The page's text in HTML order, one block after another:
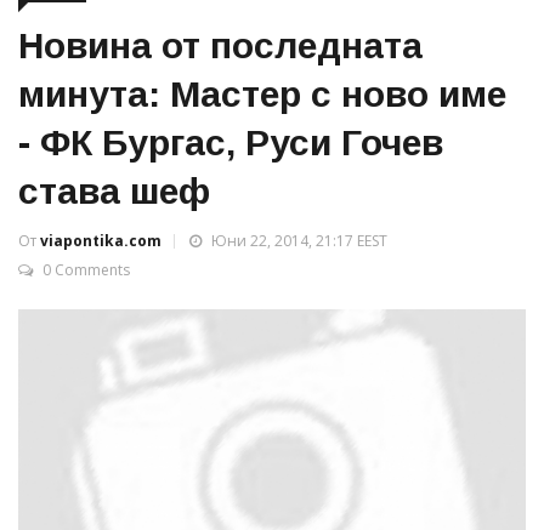
Новина от последната
минута: Мастер с ново име
- ФК Бургас, Руси Гочев
става шеф
Отviapontika.com
Юни 22, 2014, 21:17 EEST
0 Comments